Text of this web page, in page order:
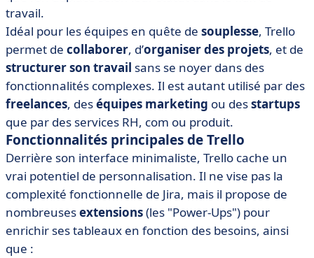
travail.
Idéal pour les équipes en quête de souplesse, Trello
permet de collaborer, d’organiser des projets, et de
structurer son travail sans se noyer dans des
fonctionnalités complexes. Il est autant utilisé par des
freelances, deséquipes marketing ou desstartups
que par des services RH, com ou produit.
Fonctionnalités principales de Trello
Derrière son interface minimaliste, Trello cache un
vrai potentiel de personnalisation. Il ne vise pas la
complexité fonctionnelle de Jira, mais il propose de
nombreusesextensions(les "Power-Ups") pour
enrichir ses tableaux en fonction des besoins, ainsi
que :